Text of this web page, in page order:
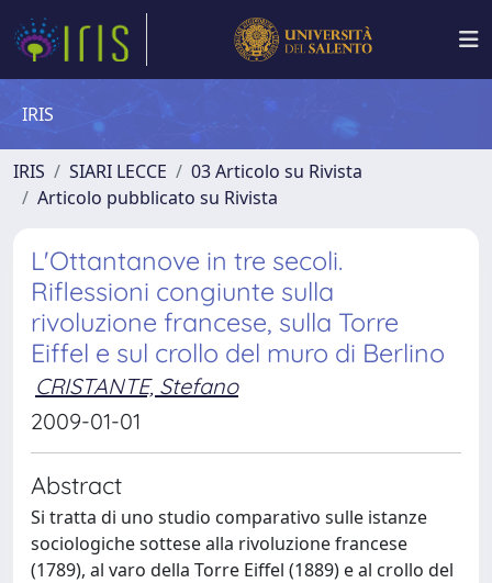
IRIS
IRIS SIARI LECCE
03 Articolo su Rivista
Articolo pubblicato su Rivista
L'Ottantanove in tre secoli.
Riflessioni congiunte sulla
rivoluzione francese, sulla Torre
Eiffel e sul crollo del muro di Berlino
CRISTANTE, Stefano
2009-01-01
Abstract
Si tratta di uno studio comparativo sulle istanze
sociologiche sottese alla rivoluzione francese
(1789), al varo della Torre Eiffel (1889) e al crollo del